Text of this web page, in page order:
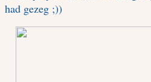
had gezeg ;))